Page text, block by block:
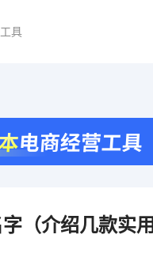
具
（介绍几款实